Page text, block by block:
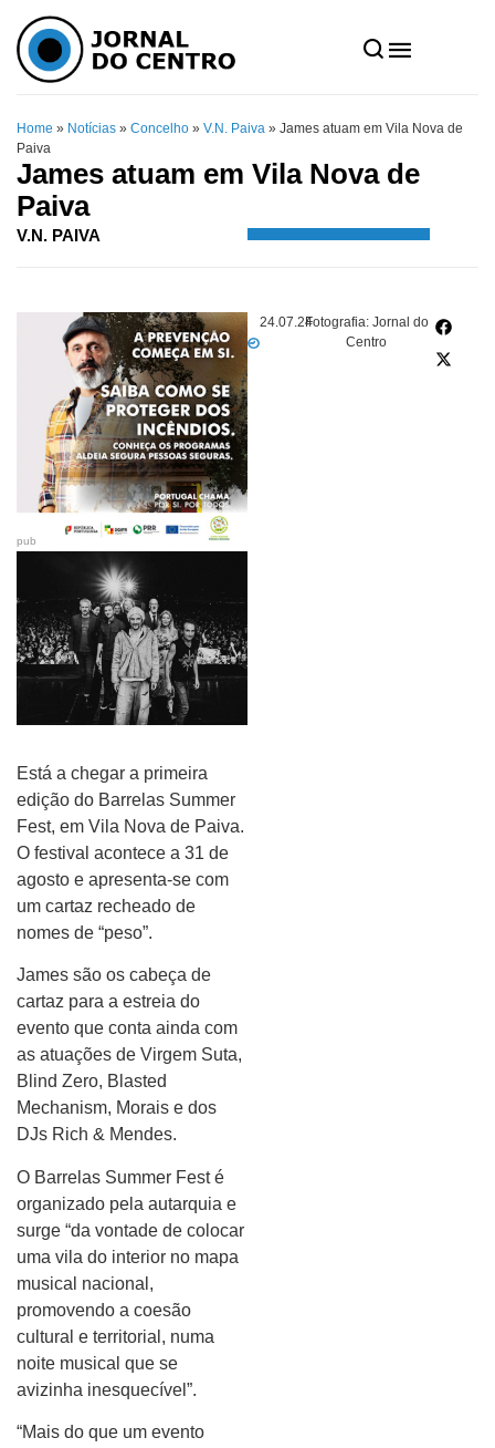
Home » Notícias » Concelho » V.N. Paiva » James atuam em Vila Nova de
Paiva
James atuam em Vila Nova de
Paiva
V.N. PAIVA
24.07.24Fotografia: Jornal do
Centro
pub
Está a chegar a primeira
edição do Barrelas Summer
Fest, em Vila Nova de Paiva.
O festival acontece a 31 de
agosto e apresenta-se com
um cartaz recheado de
nomes de “peso”.
James são os cabeça de
cartaz para a estreia do
evento que conta ainda com
as atuações de Virgem Suta,
Blind Zero, Blasted
Mechanism, Morais e dos
DJs Rich & Mendes.
O Barrelas Summer Fest é
organizado pela autarquia e
surge “da vontade de colocar
uma vila do interior no mapa
musical nacional,
promovendo a coesão
cultural e territorial, numa
noite musical que se
avizinha inesquecível”.
“Mais do que um evento